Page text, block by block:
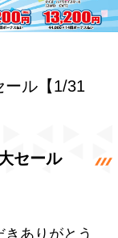
ール【1/31
セール
ありがとう